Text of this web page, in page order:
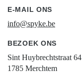
E-MAIL ONS
info@spyke.be
BEZOEK ONS
Sint Huybrechtstraat 64
1785 Merchtem